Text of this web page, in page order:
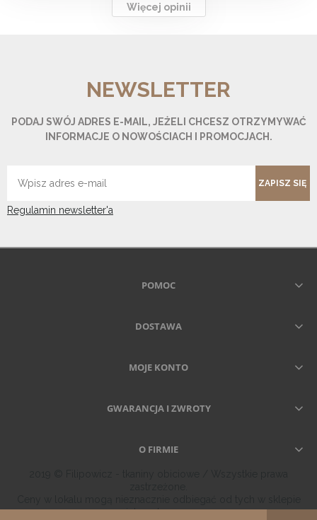
Więcej opinii
NEWSLETTER
PODAJ SWÓJ ADRES E-MAIL, JEŻELI CHCESZ OTRZYMYWAĆ
INFORMACJE O NOWOŚCIACH I PROMOCJACH.
ZAPISZ SIĘ
Regulamin newsletter'a
POMOC
DOSTAWA
MOJE KONTO
GWARANCJA I ZWROTY
O FIRMIE
internetowym.